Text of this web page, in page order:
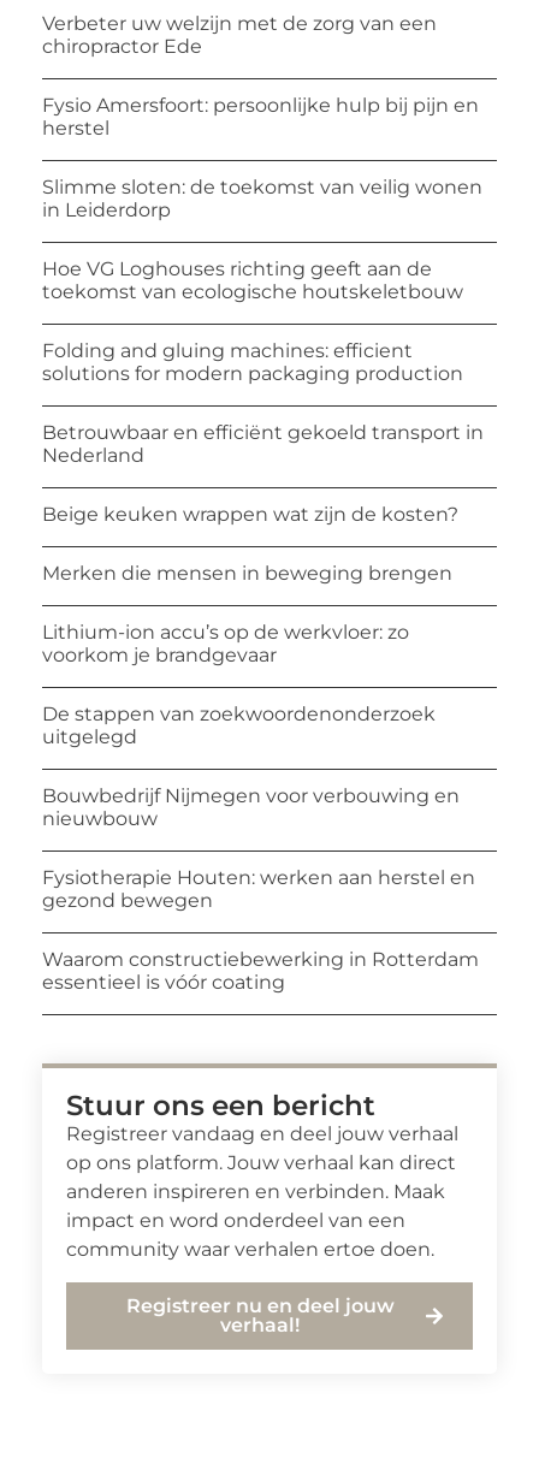
Verbeter uw welzijn met de zorg van een
chiropractor Ede
Fysio Amersfoort: persoonlijke hulp bij pijn en
herstel
Slimme sloten: de toekomst van veilig wonen
in Leiderdorp
Hoe VG Loghouses richting geeft aan de
toekomst van ecologische houtskeletbouw
Folding and gluing machines: efficient
solutions for modern packaging production
Betrouwbaar en efficiënt gekoeld transport in
Nederland
Beige keuken wrappen wat zijn de kosten?
Merken die mensen in beweging brengen
Lithium-ion accu’s op de werkvloer: zo
voorkom je brandgevaar
De stappen van zoekwoordenonderzoek
uitgelegd
Bouwbedrijf Nijmegen voor verbouwing en
nieuwbouw
Fysiotherapie Houten: werken aan herstel en
gezond bewegen
Waarom constructiebewerking in Rotterdam
essentieel is vóór coating
Stuur ons een bericht
Registreer vandaag en deel jouw verhaal
op ons platform. Jouw verhaal kan direct
anderen inspireren en verbinden. Maak
impact en word onderdeel van een
community waar verhalen ertoe doen.
Registreer nu en deel jouw
verhaal!